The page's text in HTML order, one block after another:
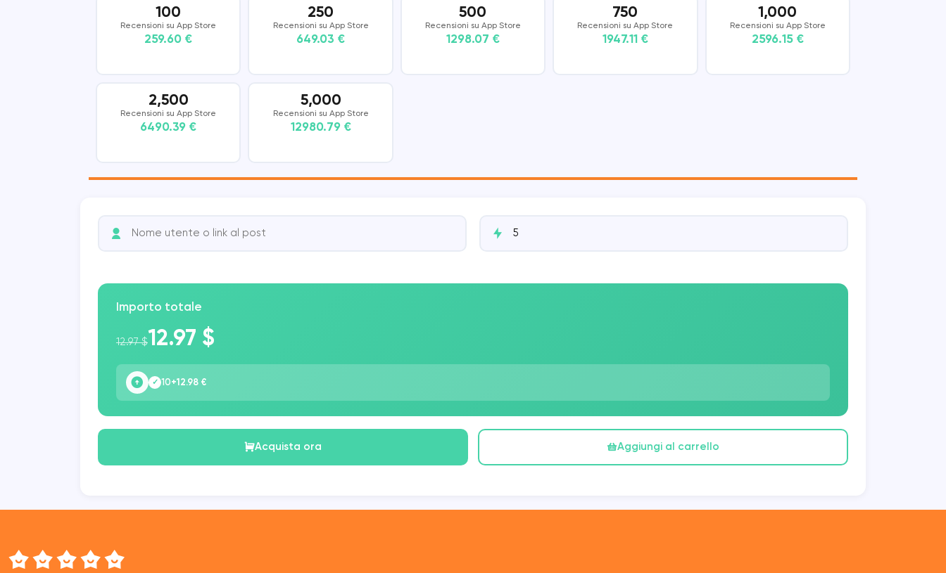
100
Recensioni su App Store
259.60 €
250
Recensioni su App Store
649.03 €
500
Recensioni su App Store
1298.07 €
750
Recensioni su App Store
1947.11 €
1,000
Recensioni su App Store
2596.15 €
2,500
Recensioni su App Store
6490.39 €
5,000
Recensioni su App Store
12980.79 €
Importo totale
12.97 $12.97 $
✓ 10+12.98 €
Acquista ora Aggiungi al carrello